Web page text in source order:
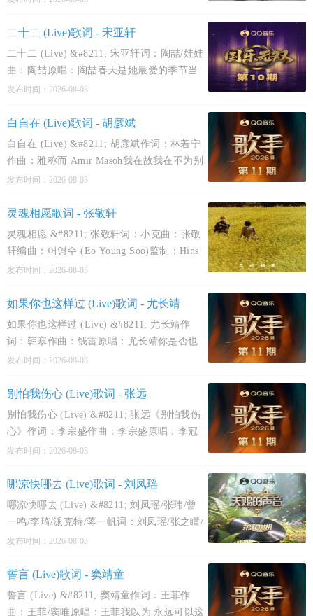
作曲 : Juicy J/Hiss noise/Supreme
Boi/MARTIN/Derrick
Milano/JUHOON/SEONGHYEON
二十二 (Live)歌词 - 宋亚轩
二十二 (Live) &#8211; 宋亚轩词：陶喆/娃娃
曲：陶喆原唱：陶喆春天是她最爱的季节当
微风随意吹乱她的头发她并不在意身边世界
钟才午休从早到晚没有想象中那么好过安定
的日子不一定
发布时间：2026-08-03
白自在 (Live)歌词 - 胡彦斌
白自在 (Live) &#8211; 胡彦斌作词：林若宁
作曲：雅称而 Amir Masoh我在故我在不为别
人感受而存在失败不失败比赛不为万人的喝
身事外我的路在我心头忘了拥挤的十字路口
树叶在河流
发布时间：2026-08-03
灵魂相愿歌词 - 张敬轩
灵魂相愿 &#8211; 张敬轩词：小克曲：张敬
轩编曲：어영수 (Eo Young Soo)监制：Hins
Cheung/Isaac ChanOP：EEG Music
(SP：Warner Chappell Music, Hong Kong
Limited)痛到没法再坚持
发布时间：2026-08-03
如果你也这样过 (Live)歌词 - 尤长靖
如果你也这样过 (Live) &#8211; 尤长靖作
词：韩寒作曲：钱雷原唱：尤长靖你是否也
曾经彻夜难眠也许昨天也许已经多年是否也
说 最欣赏你的洒脱你笑得最多 永远不会落寞
你周末会远行
发布时间：2026-08-03
别怕我伤心 (Live)歌词 - 张远
别怕我伤心 (Live) &#8211; 张远《别怕我伤
心》作词：李宗盛作曲：李宗盛原唱：李冠
毅《过火》作词：陈佳明作曲：曹俊鸿原
谈心怀念你柔情似水的眼睛是我天空最美丽
的星星异乡的午夜特别冷
发布时间：2026-08-03
哪凉快哪去 (Live)歌词 - 刘凤瑶
哪凉快哪去 (Live) &#8211; 刘凤瑶/张玮/曾
一鸣/李琦/派克特/蒋一帆词：刘凤瑶/张之瞳/
蒋柽rap词：派克特曲：刘凤瑶原唱：刘凤瑶
修沧海迎铁骨轰天鸣窗外一道月光疑是地上
霜我点了一
发布时间：2026-08-03
誓言 (Live)歌词 - 窦靖童
誓言 (Live) &#8211; 窦靖童作词：王菲作
曲：王菲/窦唯原唱：王菲我以为 永远可以这